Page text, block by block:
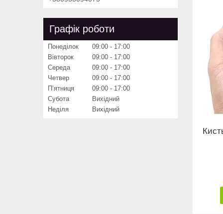
Графік роботи
Понеділок 09:00
17:00
Вівторок
09:00
17:00
Середа
09:00
17:00
Четвер
09:00
17:00
Пʼятниця
09:00
17:00
Субота
Вихідний
Неділя
Вихідний